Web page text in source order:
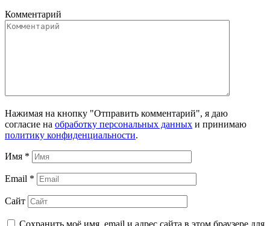
Комментарий
Нажимая на кнопку "Отправить комментарий", я даю
согласие на обработку персональных данных и принимаю
политику конфиденциальности.
Имя *
Email *
Сайт